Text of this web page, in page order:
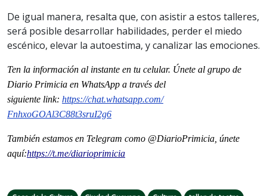
De igual manera, resalta que, con asistir a estos talleres,
será posible desarrollar habilidades, perder el miedo
escénico, elevar la autoestima, y canalizar las emociones.
Ten la información al instante en tu celular. Únete al grupo de
Diario Primicia en WhatsApp a través del
siguiente link: https://chat.whatsapp.com/
FnhxoGOAl3C88t3sruI2g6
También estamos en Telegram como @DiarioPrimicia, únete
aquí:https://t.me/diarioprimicia